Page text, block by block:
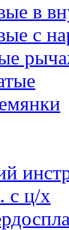
в
с
с ц/х